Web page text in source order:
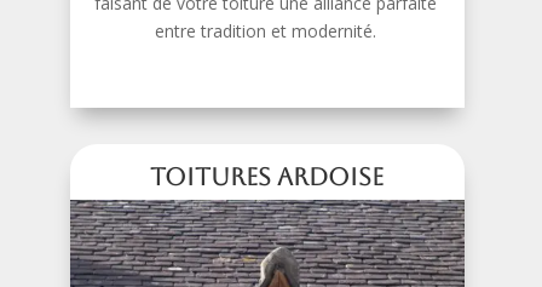
entre tradition et modernité.
Toitures Ardoise